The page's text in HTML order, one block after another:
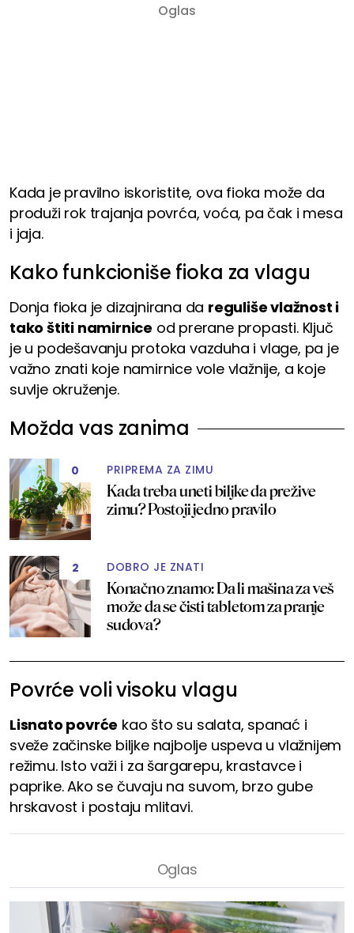
Kada je pravilno iskoristite, ova fioka može da
produži rok trajanja povrća, voća, pa čak i mesa
i jaja.
Kako funkcioniše fioka za vlagu
Donja fioka je dizajnirana da reguliše vlažnost i
tako štiti namirnice od prerane propasti. Ključ
je u podešavanju protoka vazduha i vlage, pa je
važno znati koje namirnice vole vlažnije, a koje
suvlje okruženje.
Možda vas zanima
0 PRIPREMA ZA ZIMU
Kada treba uneti biljke da prežive
zimu? Postoji jedno pravilo
2 DOBRO JE ZNATI
Konačno znamo: Da li mašina za veš
može da se čisti tabletom za pranje
sudova?
Povrće voli visoku vlagu
Lisnato povrće kao što su salata, spanać i
sveže začinske biljke najbolje uspeva u vlažnijem
režimu. Isto važi i za šargarepu, krastavce i
paprike. Ako se čuvaju na suvom, brzo gube
hrskavost i postaju mlitavi.